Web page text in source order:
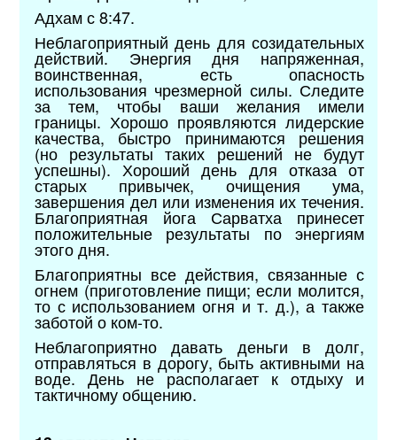
Адхам с 8:47.
Неблагоприятный день для созидательных
действий. Энергия дня напряженная,
воинственная, есть опасность
использования чрезмерной силы. Следите
за тем, чтобы ваши желания имели
границы. Хорошо проявляются лидерские
качества, быстро принимаются решения
(но результаты таких решений не будут
успешны). Хороший день для отказа от
старых привычек, очищения ума,
завершения дел или изменения их течения.
Благоприятная йога Сарватха принесет
положительные результаты по энергиям
этого дня.
Благоприятны все действия, связанные с
огнем (приготовление пищи; если молится,
то с использованием огня и т. д.), а также
заботой о ком-то.
Неблагоприятно давать деньги в долг,
отправляться в дорогу, быть активными на
воде. День не располагает к отдыху и
тактичному общению.